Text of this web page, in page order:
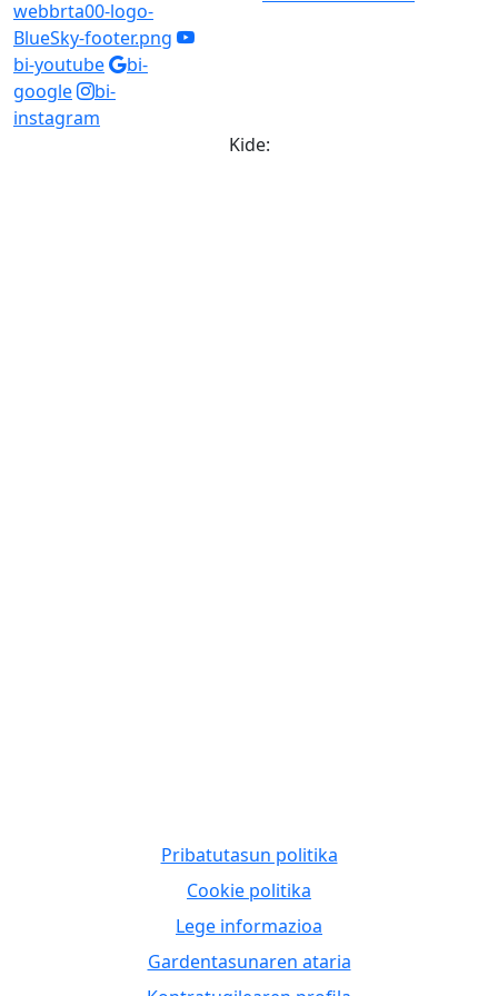
webbrta00-logo-
BlueSky-footer.png
bi-youtube
bi-
google
bi-
instagram
Kide:
Pribatutasun politika
Cookie politika
Lege informazioa
Gardentasunaren ataria